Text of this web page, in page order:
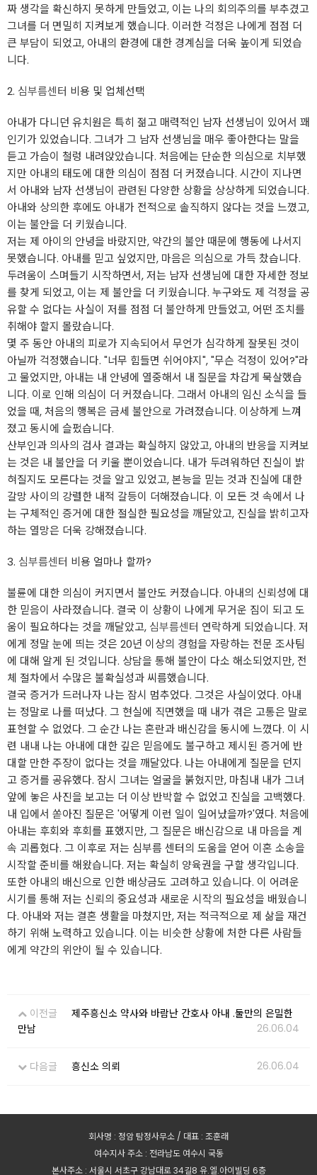
짜 생각을 확신하지 못하게 만들었고, 이는 나의 회의주의를 부추겼고
그녀를 더 면밀히 지켜보게 했습니다. 이러한 걱정은 나에게 점점 더
큰 부담이 되었고, 아내의 환경에 대한 경계심을 더욱 높이게 되었습
니다.
2. 심부름센터 비용 및 업체선택
아내가 다니던 유치원은 특히 젊고 매력적인 남자 선생님이 있어서 꽤
인기가 있었습니다. 그녀가 그 남자 선생님을 매우 좋아한다는 말을
듣고 가슴이 철렁 내려앉았습니다. 처음에는 단순한 의심으로 치부했
지만 아내의 태도에 대한 의심이 점점 더 커졌습니다. 시간이 지나면
서 아내와 남자 선생님이 관련된 다양한 상황을 상상하게 되었습니다.
아내와 상의한 후에도 아내가 전적으로 솔직하지 않다는 것을 느꼈고,
이는 불안을 더 키웠습니다.
저는 제 아이의 안녕을 바랐지만, 약간의 불안 때문에 행동에 나서지
못했습니다. 아내를 믿고 싶었지만, 마음은 의심으로 가득 찼습니다.
두려움이 스며들기 시작하면서, 저는 남자 선생님에 대한 자세한 정보
를 찾게 되었고, 이는 제 불안을 더 키웠습니다. 누구와도 제 걱정을 공
유할 수 없다는 사실이 저를 점점 더 불안하게 만들었고, 어떤 조치를
취해야 할지 몰랐습니다.
몇 주 동안 아내의 피로가 지속되어서 무언가 심각하게 잘못된 것이
아닐까 걱정했습니다. "너무 힘들면 쉬어야지", "무슨 걱정이 있어?"라
고 물었지만, 아내는 내 안녕에 열중해서 내 질문을 차갑게 묵살했습
니다. 이로 인해 의심이 더 커졌습니다. 그래서 아내의 임신 소식을 들
었을 때, 처음의 행복은 금세 불안으로 가려졌습니다. 이상하게 느껴
졌고 동시에 슬펐습니다.
산부인과 의사의 검사 결과는 확실하지 않았고, 아내의 반응을 지켜보
는 것은 내 불안을 더 키울 뿐이었습니다. 내가 두려워하던 진실이 밝
혀질지도 모른다는 것을 알고 있었고, 본능을 믿는 것과 진실에 대한
갈망 사이의 강렬한 내적 갈등이 더해졌습니다. 이 모든 것 속에서 나
는 구체적인 증거에 대한 절실한 필요성을 깨달았고, 진실을 밝히고자
하는 열망은 더욱 강해졌습니다.
3. 심부름센터 비용 얼마나 할까?
불륜에 대한 의심이 커지면서 불안도 커졌습니다. 아내의 신뢰성에 대
한 믿음이 사라졌습니다. 결국 이 상황이 나에게 무거운 짐이 되고 도
움이 필요하다는 것을 깨달았고, 심부름센터 연락하게 되었습니다. 저
에게 정말 눈에 띄는 것은 20년 이상의 경험을 자랑하는 전문 조사팀
에 대해 알게 된 것입니다. 상담을 통해 불안이 다소 해소되었지만, 전
체 절차에서 수많은 불확실성과 씨름했습니다.
결국 증거가 드러나자 나는 잠시 멈추었다. 그것은 사실이었다. 아내
는 정말로 나를 떠났다. 그 현실에 직면했을 때 내가 겪은 고통은 말로
표현할 수 없었다. 그 순간 나는 혼란과 배신감을 동시에 느꼈다. 이 시
련 내내 나는 아내에 대한 깊은 믿음에도 불구하고 제시된 증거에 반
대할 만한 주장이 없다는 것을 깨달았다. 나는 아내에게 질문을 던지
고 증거를 공유했다. 잠시 그녀는 얼굴을 붉혔지만, 마침내 내가 그녀
앞에 놓은 사진을 보고는 더 이상 반박할 수 없었고 진실을 고백했다.
내 입에서 쏟아진 질문은 '어떻게 이런 일이 일어났을까?'였다. 처음에
아내는 후회와 후회를 표했지만, 그 질문은 배신감으로 내 마음을 계
속 괴롭혔다. 그 이후로 저는 심부름 센터의 도움을 얻어 이혼 소송을
시작할 준비를 해왔습니다. 저는 확실히 양육권을 구할 생각입니다.
또한 아내의 배신으로 인한 배상금도 고려하고 있습니다. 이 어려운
시기를 통해 저는 신뢰의 중요성과 새로운 시작의 필요성을 배웠습니
다. 아내와 저는 결혼 생활을 마쳤지만, 저는 적극적으로 제 삶을 재건
하기 위해 노력하고 있습니다. 이는 비슷한 상황에 처한 다른 사람들
에게 약간의 위안이 될 수 있습니다.
이전글
제주흥신소 약사와 바람난 간호사 아내 .둘만의 은밀한
만남
26.06.04
다음글 흥신소 의뢰 26.06.04
회사명 : 정암 탐정사무소 / 대표 : 조훈래
여수지사 주소 : 전라남도 여수시 국동
본사주소 : 서울시 서초구 강남대로 34길8 유.엘.아이빌딩 6층